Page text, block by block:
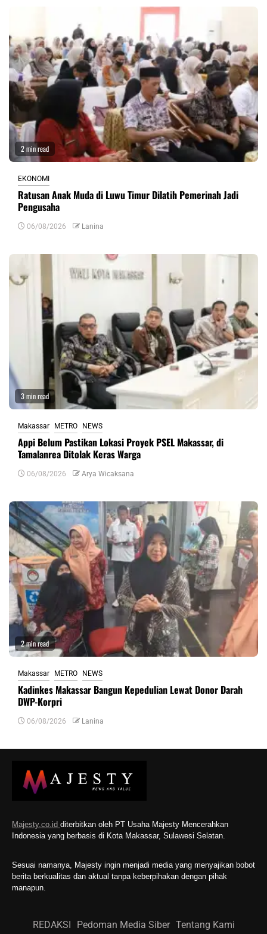
2 min read
EKONOMI
Ratusan Anak Muda di Luwu Timur Dilatih Pemerinah Jadi
Pengusaha
06/08/2026 Lanina
3 min read
Makassar METRO NEWS
Appi Belum Pastikan Lokasi Proyek PSEL Makassar, di
Tamalanrea Ditolak Keras Warga
06/08/2026 Arya Wicaksana
2 min read
Makassar METRO NEWS
Kadinkes Makassar Bangun Kepedulian Lewat Donor Darah
DWP-Korpri
06/08/2026 Lanina
Majesty.co.id diterbitkan oleh PT Usaha Majesty Mencerahkan
Indonesia yang berbasis di Kota Makassar, Sulawesi Selatan.
Sesuai namanya, Majesty ingin menjadi media yang menyajikan bobot
berita berkualitas dan aktual tanpa keberpihakan dengan pihak
manapun.
REDAKSI Pedoman Media Siber Tentang Kami